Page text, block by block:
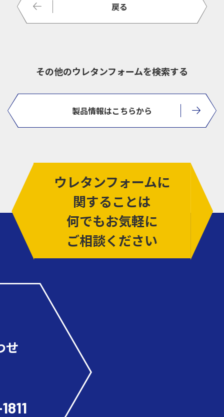
戻る
その他のウレタンフォームを検索する
製品情報はこちらから
ウレタンフォームに
関することは
何でもお気軽に
ご相談ください
せ